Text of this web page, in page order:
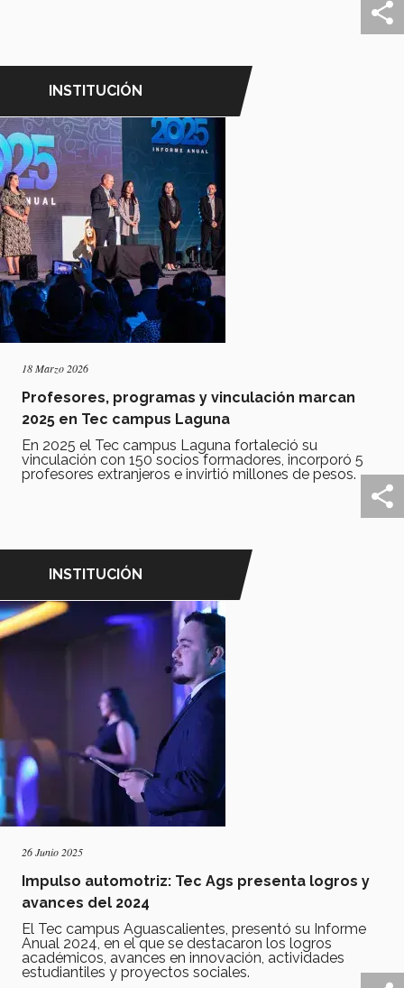
INSTITUCIÓN
18 Marzo 2026
Profesores, programas y vinculación marcan
2025 en Tec campus Laguna
En 2025 el Tec campus Laguna fortaleció su
vinculación con 150 socios formadores, incorporó 5
profesores extranjeros e invirtió millones de pesos.
INSTITUCIÓN
26 Junio 2025
Impulso automotriz: Tec Ags presenta logros y
avances del 2024
El Tec campus Aguascalientes, presentó su Informe
Anual 2024, en el que se destacaron los logros
académicos, avances en innovación, actividades
estudiantiles y proyectos sociales.